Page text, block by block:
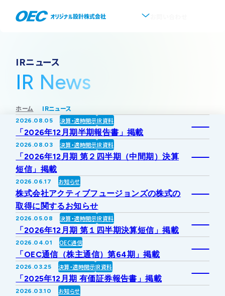
会社概要
代表挨拶
沿革
事業所・アクセス
グループ会社について
協業・パートナー募集
採用情報
事業紹介
事業一覧
上水道
下水道
ソフトウェア開発
その他事業
新しい取り組み
IR情報
IRトップ
株式・株主情報
IRニュース
IRライブラリー
IRカレンダー
新着情報
採用情報
協業・パートナー募集
IRニュース
IR News
ホーム IRニュース
2026.08.05 決算・適時開示IR資料
「2026年12月期半期報告書」掲載
2026.08.03 決算・適時開示IR資料
「2026年12月期 第２四半期（中間期）決算
短信」掲載
2026.06.17 お知らせ
株式会社アクティブフュージョンズの株式の
取得に関するお知らせ
2026.05.08 決算・適時開示IR資料
「2026年12月期 第１四半期決算短信」掲載
2026.04.01 OEC通信
「OEC通信（株主通信）第64期」掲載
2026.03.25 決算・適時開示IR資料
「2025年12月期 有価証券報告書」掲載
2026.03.10 お知らせ